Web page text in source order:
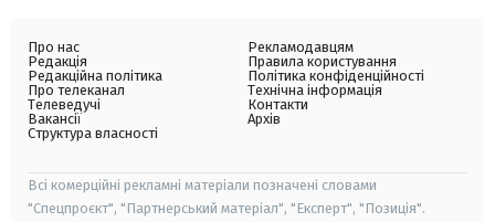
Про нас
Редакція
Редакційна політика
Про телеканал
Телеведучі
Вакансії
Структура власності
Рекламодавцям
Правила користування
Політика конфіденційності
Технічна інформація
Контакти
Архів
Всі комерційні рекламні матеріали позначені словами
"Спецпроєкт", "Партнерський матеріал", "Експерт", "Позиція".